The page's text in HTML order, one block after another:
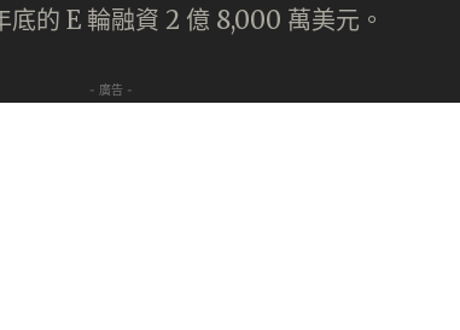
的 E 輪融資 2 億 8,000 萬美元。
- 廣告 -